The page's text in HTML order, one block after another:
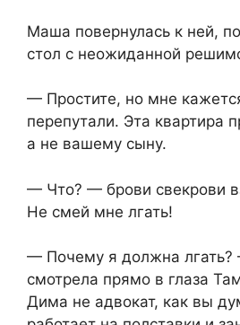
Маша повернулась к ней,
стол с неожиданной
— Простите, но мне
перепутали. Эта квартира
а не вашему сыну.
— Что? — брови свекрови
Не смей мне лгать!
— Почему я должна
смотрела прямо в глаза
Дима не адвокат, как вы